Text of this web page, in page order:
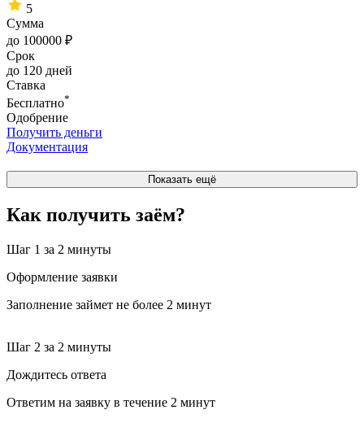
5
Сумма
до 100000 ₽
Срок
до 120 дней
Ставка
Бесплатно*
Одобрение
Получить деньги
Документация
Показать ещё
Как получить заём?
Шаг 1 за 2 минуты
Оформление заявки
Заполнение займет не более 2 минут
Шаг 2 за 2 минуты
Дождитесь ответа
Ответим на заявку в течение 2 минут